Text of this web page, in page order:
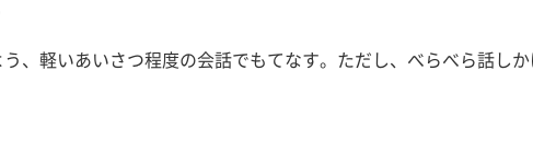
、軽いあいさつ程度の会話でもてなす。ただし、べらべら話し